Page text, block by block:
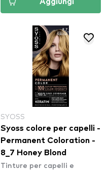
SYOSS
Syoss colore per capelli -
Permanent Coloration -
8_7 Honey Blond
Tinture per capelli e